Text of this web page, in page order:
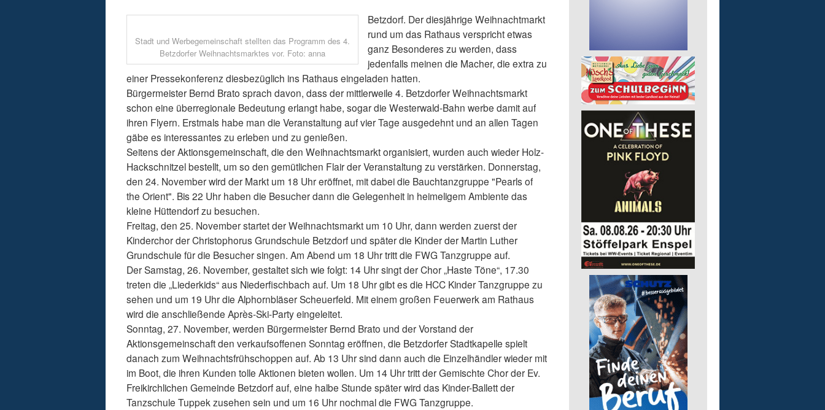
Stadt und Werbegemeinschaft stellten das Programm des 4.
Betzdorfer Weihnachtsmarktes vor. Foto: anna
Betzdorf. Der diesjährige Weihnachtmarkt
rund um das Rathaus verspricht etwas
ganz Besonderes zu werden, dass
jedenfalls meinen die Macher, die extra zu
einer Pressekonferenz diesbezüglich ins Rathaus eingeladen hatten.
Bürgermeister Bernd Brato sprach davon, dass der mittlerweile 4. Betzdorfer Weihnachtsmarkt
schon eine überregionale Bedeutung erlangt habe, sogar die Westerwald-Bahn werbe damit auf
ihren Flyern. Erstmals habe man die Veranstaltung auf vier Tage ausgedehnt und an allen Tagen
gäbe es interessantes zu erleben und zu genießen.
Seitens der Aktionsgemeinschaft, die den Weihnachtsmarkt organisiert, wurden auch wieder Holz-
Hackschnitzel bestellt, um so den gemütlichen Flair der Veranstaltung zu verstärken. Donnerstag,
den 24. November wird der Markt um 18 Uhr eröffnet, mit dabei die Bauchtanzgruppe "Pearls of
the Orient". Bis 22 Uhr haben die Besucher dann die Gelegenheit in heimeligem Ambiente das
kleine Hüttendorf zu besuchen.
Freitag, den 25. November startet der Weihnachtsmarkt um 10 Uhr, dann werden zuerst der
Kinderchor der Christophorus Grundschule Betzdorf und später die Kinder der Martin Luther
Grundschule für die Besucher singen. Am Abend um 18 Uhr tritt die FWG Tanzgruppe auf.
Der Samstag, 26. November, gestaltet sich wie folgt: 14 Uhr singt der Chor „Haste Töne“, 17.30
treten die „Liederkids“ aus Niederfischbach auf. Um 18 Uhr gibt es die HCC Kinder Tanzgruppe zu
sehen und um 19 Uhr die Alphornbläser Scheuerfeld. Mit einem großen Feuerwerk am Rathaus
wird die anschließende Après-Ski-Party eingeleitet.
Sonntag, 27. November, werden Bürgermeister Bernd Brato und der Vorstand der
Aktionsgemeinschaft den verkaufsoffenen Sonntag eröffnen, die Betzdorfer Stadtkapelle spielt
danach zum Weihnachtsfrühschoppen auf. Ab 13 Uhr sind dann auch die Einzelhändler wieder mit
im Boot, die ihren Kunden tolle Aktionen bieten wollen. Um 14 Uhr tritt der Gemischte Chor der Ev.
Freikirchlichen Gemeinde Betzdorf auf, eine halbe Stunde später wird das Kinder-Ballett der
Tanzschule Tuppek zusehen sein und um 16 Uhr nochmal die FWG Tanzgruppe.